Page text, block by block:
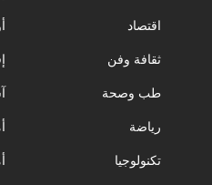
اقتصاد
ثقافة وفن
طب وصحة
رياضة
تكنولوجيا